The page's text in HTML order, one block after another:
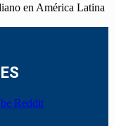
en América Latina
Reddit